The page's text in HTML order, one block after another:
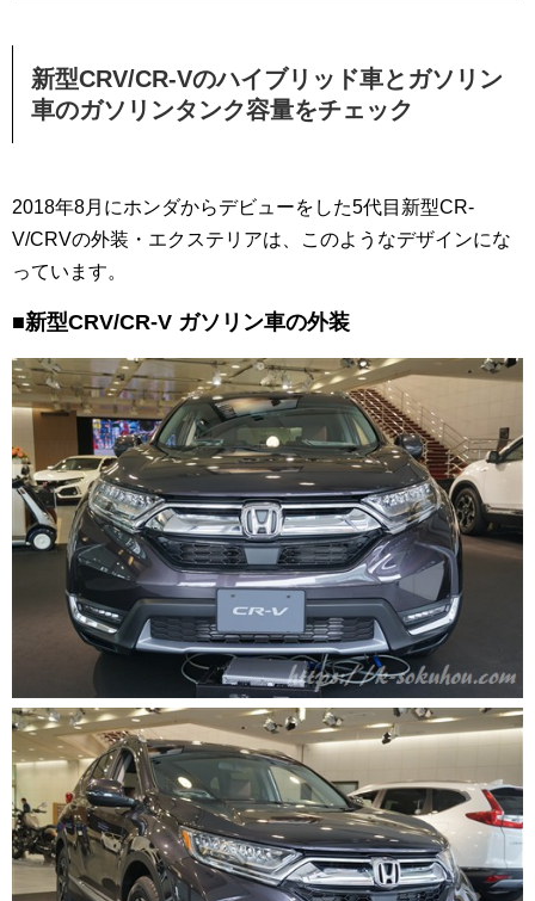
新型CRV/CR-Vのハイブリッド車とガソリン
車のガソリンタンク容量をチェック
2018年8月にホンダからデビューをした5代目新型CR-
V/CRVの外装・エクステリアは、このようなデザインにな
っています。
■新型CRV/CR-V ガソリン車の外装